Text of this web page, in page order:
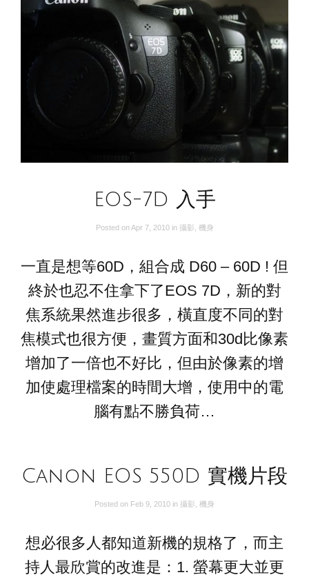
EOS-7D 入手
Posted onApr 7, 2010 in 攝影, 機身
一直是想等60D，組合成 D60 – 60D ! 但
終於也忍不住拿下了EOS 7D，新的對
焦系統果然進步很多，橫直度不同的對
焦模式也很方便，畫質方面和30d比像素
增加了一倍也不好比，但由於像素的增
加使處理檔案的時間大增，使用中的電
腦有點不勝負荷…
Canon EOS 550D 實機片段
Posted on Feb 9, 2010 in 攝影, 機身
想必很多人都知道新機的規格了，而主
持人最欣賞的改進是：1. 螢幕更大並更